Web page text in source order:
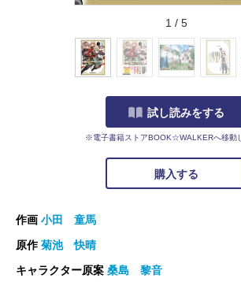
1 / 5
試し読みをする
※電子書籍ストアBOOK☆WALKERへ移動
購入する
作画 小田 童馬
原作菊池 快晴
キャラクター原案 桑島 黎音